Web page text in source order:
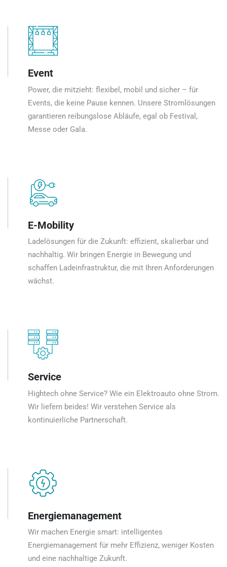
Event
Power, die mitzieht: flexibel, mobil und sicher – für
Events, die keine Pause kennen. Unsere Stromlösungen
garantieren reibungslose Abläufe, egal ob Festival,
Messe oder Gala.
E-Mobility
Ladelösungen für die Zukunft: effizient, skalierbar und
nachhaltig. Wir bringen Energie in Bewegung und
schaffen Ladeinfrastruktur, die mit Ihren Anforderungen
wächst.
Service
Hightech ohne Service? Wie ein Elektroauto ohne Strom.
Wir liefern beides! Wir verstehen Service als
kontinuierliche Partnerschaft.
Energiemanagement
Wir machen Energie smart: intelligentes
Energiemanagement für mehr Effizienz, weniger Kosten
und eine nachhaltige Zukunft.